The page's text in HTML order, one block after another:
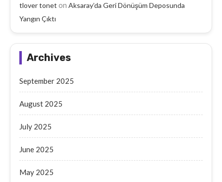
tlover tonet on Aksaray’da Geri Dönüşüm Deposunda
Yangın Çıktı
Archives
September 2025
August 2025
July 2025
June 2025
May 2025